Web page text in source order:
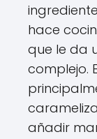
hace
que le da
complejo.
añadir